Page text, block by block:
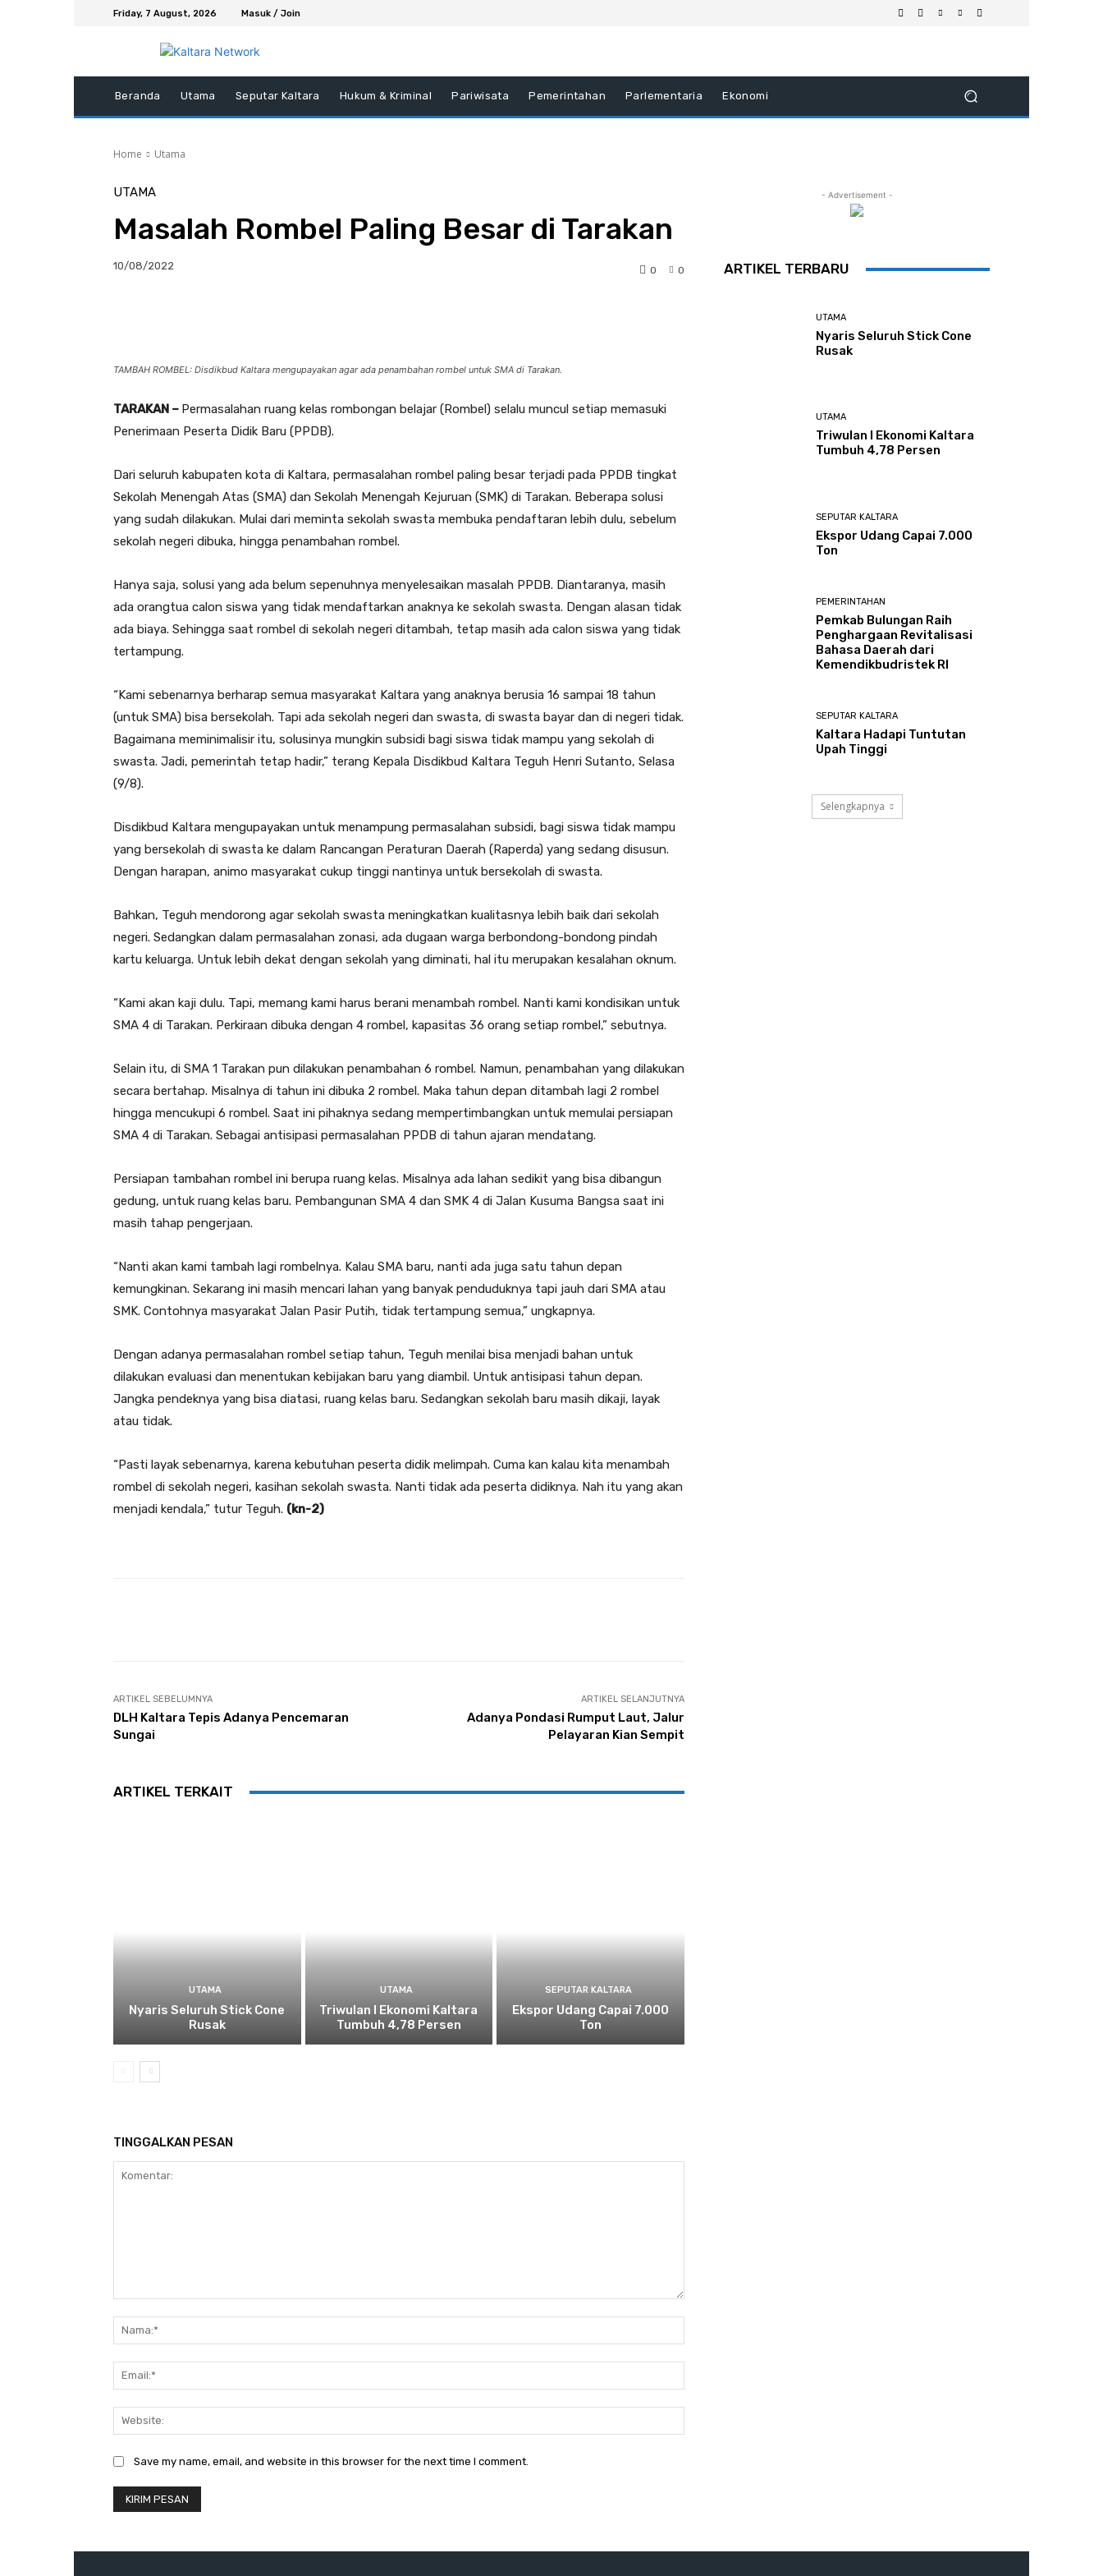
Friday, 7 August, 2026 Masuk / Join
Beranda Utama Seputar Kaltara Hukum & Kriminal Pariwisata Pemerintahan Parlementaria Ekonomi
Home Utama
UTAMA
Masalah Rombel Paling Besar di Tarakan
10/08/2022 0
0
TAMBAH ROMBEL: Disdikbud Kaltara mengupayakan agar ada penambahan rombel untuk SMA di Tarakan.
TARAKAN – Permasalahan ruang kelas rombongan belajar (Rombel) selalu muncul setiap memasuki
Penerimaan Peserta Didik Baru (PPDB).
Dari seluruh kabupaten kota di Kaltara, permasalahan rombel paling besar terjadi pada PPDB tingkat
Sekolah Menengah Atas (SMA) dan Sekolah Menengah Kejuruan (SMK) di Tarakan. Beberapa solusi
yang sudah dilakukan. Mulai dari meminta sekolah swasta membuka pendaftaran lebih dulu, sebelum
sekolah negeri dibuka, hingga penambahan rombel.
Hanya saja, solusi yang ada belum sepenuhnya menyelesaikan masalah PPDB. Diantaranya, masih
ada orangtua calon siswa yang tidak mendaftarkan anaknya ke sekolah swasta. Dengan alasan tidak
ada biaya. Sehingga saat rombel di sekolah negeri ditambah, tetap masih ada calon siswa yang tidak
tertampung.
“Kami sebenarnya berharap semua masyarakat Kaltara yang anaknya berusia 16 sampai 18 tahun
(untuk SMA) bisa bersekolah. Tapi ada sekolah negeri dan swasta, di swasta bayar dan di negeri tidak.
Bagaimana meminimalisir itu, solusinya mungkin subsidi bagi siswa tidak mampu yang sekolah di
swasta. Jadi, pemerintah tetap hadir,” terang Kepala Disdikbud Kaltara Teguh Henri Sutanto, Selasa
(9/8).
Disdikbud Kaltara mengupayakan untuk menampung permasalahan subsidi, bagi siswa tidak mampu
yang bersekolah di swasta ke dalam Rancangan Peraturan Daerah (Raperda) yang sedang disusun.
Dengan harapan, animo masyarakat cukup tinggi nantinya untuk bersekolah di swasta.
Bahkan, Teguh mendorong agar sekolah swasta meningkatkan kualitasnya lebih baik dari sekolah
negeri. Sedangkan dalam permasalahan zonasi, ada dugaan warga berbondong-bondong pindah
kartu keluarga. Untuk lebih dekat dengan sekolah yang diminati, hal itu merupakan kesalahan oknum.
“Kami akan kaji dulu. Tapi, memang kami harus berani menambah rombel. Nanti kami kondisikan untuk
SMA 4 di Tarakan. Perkiraan dibuka dengan 4 rombel, kapasitas 36 orang setiap rombel,” sebutnya.
Selain itu, di SMA 1 Tarakan pun dilakukan penambahan 6 rombel. Namun, penambahan yang dilakukan
secara bertahap. Misalnya di tahun ini dibuka 2 rombel. Maka tahun depan ditambah lagi 2 rombel
hingga mencukupi 6 rombel. Saat ini pihaknya sedang mempertimbangkan untuk memulai persiapan
SMA 4 di Tarakan. Sebagai antisipasi permasalahan PPDB di tahun ajaran mendatang.
Persiapan tambahan rombel ini berupa ruang kelas. Misalnya ada lahan sedikit yang bisa dibangun
gedung, untuk ruang kelas baru. Pembangunan SMA 4 dan SMK 4 di Jalan Kusuma Bangsa saat ini
masih tahap pengerjaan.
“Nanti akan kami tambah lagi rombelnya. Kalau SMA baru, nanti ada juga satu tahun depan
kemungkinan. Sekarang ini masih mencari lahan yang banyak penduduknya tapi jauh dari SMA atau
SMK. Contohnya masyarakat Jalan Pasir Putih, tidak tertampung semua,” ungkapnya.
Dengan adanya permasalahan rombel setiap tahun, Teguh menilai bisa menjadi bahan untuk
dilakukan evaluasi dan menentukan kebijakan baru yang diambil. Untuk antisipasi tahun depan.
Jangka pendeknya yang bisa diatasi, ruang kelas baru. Sedangkan sekolah baru masih dikaji, layak
atau tidak.
“Pasti layak sebenarnya, karena kebutuhan peserta didik melimpah. Cuma kan kalau kita menambah
rombel di sekolah negeri, kasihan sekolah swasta. Nanti tidak ada peserta didiknya. Nah itu yang akan
menjadi kendala,” tutur Teguh. (kn-2)
ARTIKEL SEBELUMNYA
DLH Kaltara Tepis Adanya Pencemaran
Sungai
ARTIKEL SELANJUTNYA
Adanya Pondasi Rumput Laut, Jalur
Pelayaran Kian Sempit
ARTIKEL TERKAIT
UTAMA
Nyaris Seluruh Stick Cone
Rusak
UTAMA
Triwulan I Ekonomi Kaltara
Tumbuh 4,78 Persen
SEPUTAR KALTARA
Ekspor Udang Capai 7.000
Ton
TINGGALKAN PESAN
Save my name, email, and website in this browser for the next time I comment.
- Advertisement -
ARTIKEL TERBARU
UTAMA
Nyaris Seluruh Stick Cone
Rusak
UTAMA
Triwulan I Ekonomi Kaltara
Tumbuh 4,78 Persen
SEPUTAR KALTARA
Ekspor Udang Capai 7.000
Ton
PEMERINTAHAN
Pemkab Bulungan Raih
Penghargaan Revitalisasi
Bahasa Daerah dari
Kemendikbudristek RI
SEPUTAR KALTARA
Kaltara Hadapi Tuntutan
Upah Tinggi
Selengkapnya